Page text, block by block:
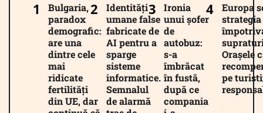
Bulgaria,
paradox
demografic:
are una
dintre cele
mai
ridicate
fertilități
din UE, dar
Identități
umane false
fabricate de
AI pentru a
sparge
sisteme
informatice.
Semnalul
de alarmă
Ironia
unui șofer
de
autobuz:
s-a
îmbrăcat
în fustă,
după ce
compania
Europa
strategia
Orașele
pe